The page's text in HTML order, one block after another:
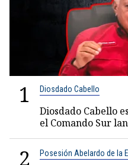
1 Diosdado Cabello
Diosdado Cabello
el Comando Sur
2 Posesión Abelardo de la